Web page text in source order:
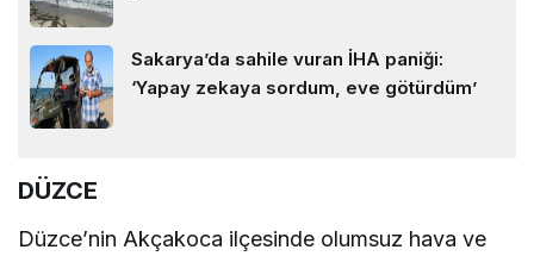
Sakarya’da sahile vuran İHA paniği:
‘Yapay zekaya sordum, eve götürdüm’
DÜZCE
Düzce’nin Akçakoca ilçesinde olumsuz hava ve